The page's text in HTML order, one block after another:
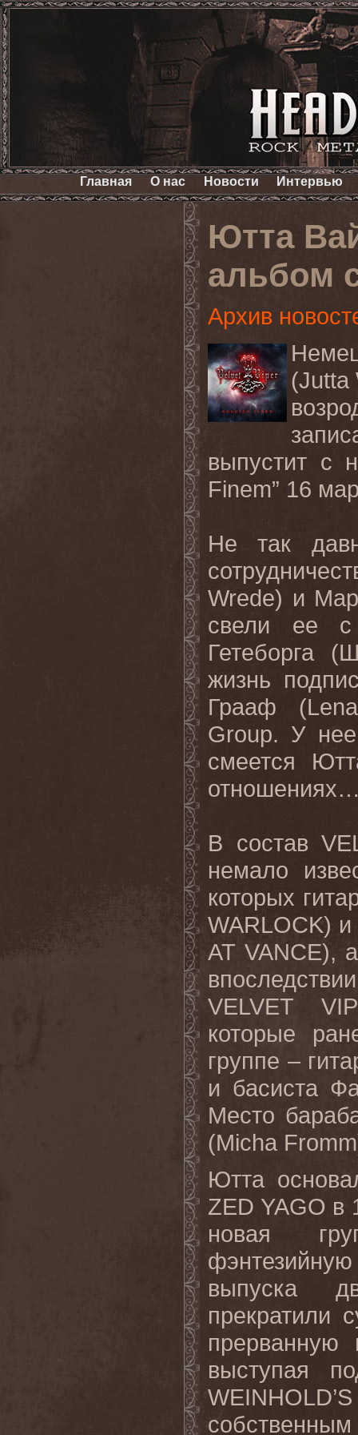
Главная О нас Новости Интервью
Ютта
альбом
Архив
(Jutta
выпустит с
Finem” 16
Не так
Wrede) и
свели ее
Гетеборга
жизнь
Грааф (Lena
Group. У нее
смеется
В состав
немало
которых
WARLOCK)
AT VANCE),
VELVET
которые
группе –
и басиста
Место
(Micha Fromm
Ютта
ZED YAGO в
новая
выпуска
прекратили
прерванную
выступая
WEINHOLD’S